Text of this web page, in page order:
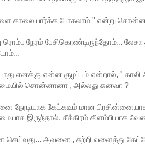
காலை பார்க்க போகலாம் " என்று
ரொம்ப நேரம் பேசிகொண்டிருந்தோம்...
எனக்கு என்ன குழப்பம் என்றால், "
சொன்னானா , அல்லது கனவா ?
நேரடியாக கேட்கவும் மான
இருந்தால், சீக்கிரம் கிளம்பியாக
செய்வது... அவனை , சுற்றி வளைத்து